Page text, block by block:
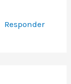
Responder